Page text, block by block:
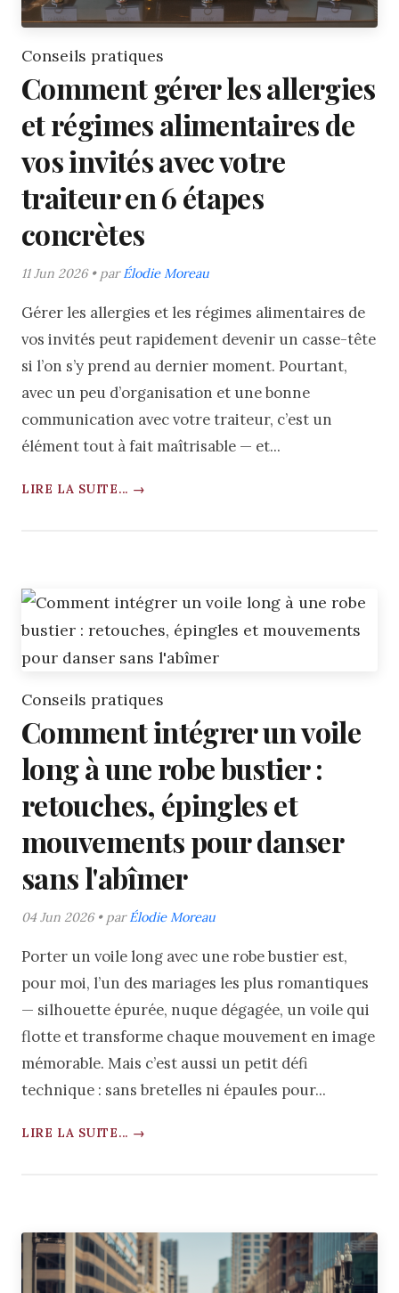
Conseils pratiques
Comment gérer les allergies
et régimes alimentaires de
vos invités avec votre
traiteur en 6 étapes
concrètes
11 Jun 2026 • parÉlodie Moreau
Gérer les allergies et les régimes alimentaires de
vos invités peut rapidement devenir un casse-tête
si l’on s’y prend au dernier moment. Pourtant,
avec un peu d’organisation et une bonne
communication avec votre traiteur, c’est un
élément tout à fait maîtrisable — et...
LIRE LA SUITE... →
Conseils pratiques
Comment intégrer un voile
long à une robe bustier :
retouches, épingles et
mouvements pour danser
sans l'abîmer
04 Jun 2026 • parÉlodie Moreau
Porter un voile long avec une robe bustier est,
pour moi, l’un des mariages les plus romantiques
— silhouette épurée, nuque dégagée, un voile qui
flotte et transforme chaque mouvement en image
mémorable. Mais c’est aussi un petit défi
technique : sans bretelles ni épaules pour...
LIRE LA SUITE... →